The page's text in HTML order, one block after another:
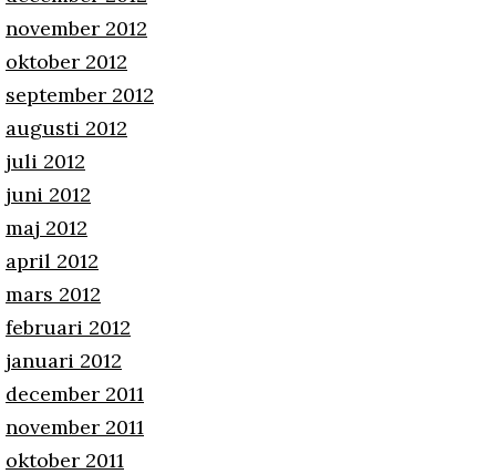
november 2012
oktober 2012
september 2012
augusti 2012
juli 2012
juni 2012
maj 2012
april 2012
mars 2012
februari 2012
januari 2012
december 2011
november 2011
oktober 2011